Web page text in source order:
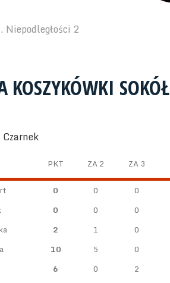
2
KOSZYKÓWKI SOKÓŁ
PKT ZA 2 ZA 3
0 0
0
0 0
0
2 1 0
10 5 0
6 0
2